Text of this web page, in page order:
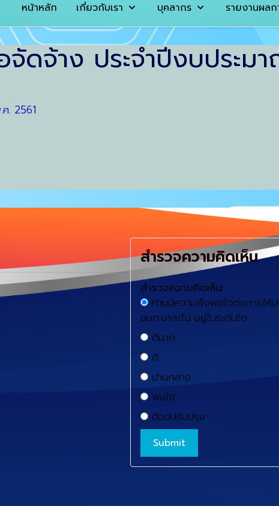
หน้าหลัก เกี่ยวกับเรา บุคลากร รายงานผลก
ดจ้าง ประจำปีงบประม
. 2561
สำรวจความคิดเห็น
สำรวจความคิดเห็น
ท่านมีความพึงพอใจต่อการให้
อบต.นาสะไม อยู่ในระดับใด
ดีมาก
ดี
ปานกลาง
พอใช้
ต้องปรับปรุง